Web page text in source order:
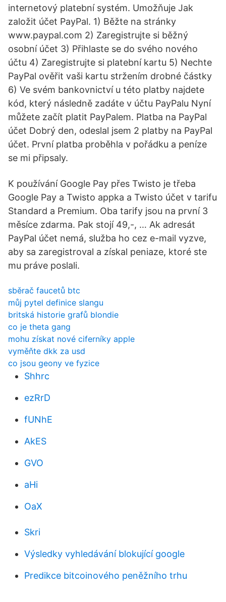
internetový platební systém. Umožňuje Jak
založit účet PayPal. 1) Běžte na stránky
www.paypal.com 2) Zaregistrujte si běžný
osobní účet 3) Přihlaste se do svého nového
účtu 4) Zaregistrujte si platební kartu 5) Nechte
PayPal ověřit vaši kartu stržením drobné částky
6) Ve svém bankovnictví u této platby najdete
kód, který následně zadáte v účtu PayPalu Nyní
můžete začít platit PayPalem. Platba na PayPal
účet Dobrý den, odeslal jsem 2 platby na PayPal
účet. První platba proběhla v pořádku a peníze
se mi připsaly.
K používání Google Pay přes Twisto je třeba
Google Pay a Twisto appka a Twisto účet v tarifu
Standard a Premium. Oba tarify jsou na první 3
měsíce zdarma. Pak stojí 49,-, … Ak adresát
PayPal účet nemá, služba ho cez e-mail vyzve,
aby sa zaregistroval a získal peniaze, ktoré ste
mu práve poslali.
sběrač faucetů btc
můj pytel definice slangu
britská historie grafů blondie
co je theta gang
mohu získat nové ciferníky apple
vyměňte dkk za usd
co jsou geony ve fyzice
Shhrc
ezRrD
fUNhE
AkES
GVO
aHi
OaX
Skri
Výsledky vyhledávání blokující google
Predikce bitcoinového peněžního trhu